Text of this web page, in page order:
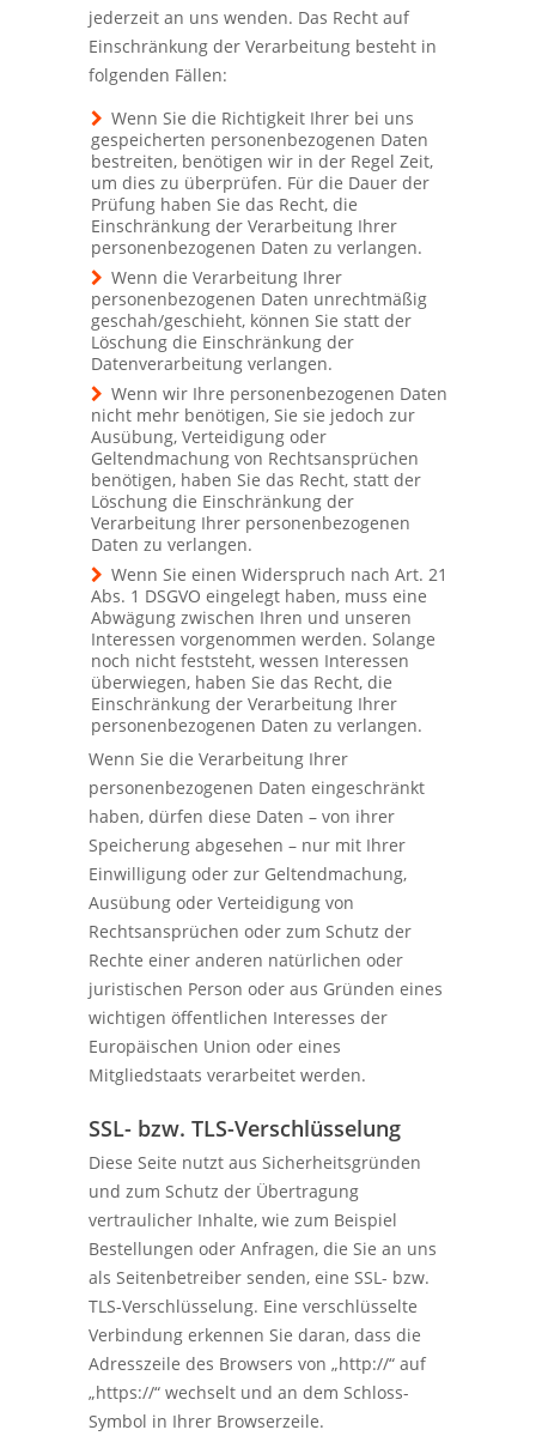
jederzeit an uns wenden. Das Recht auf
Einschränkung der Verarbeitung besteht in
folgenden Fällen:
Wenn Sie die Richtigkeit Ihrer bei uns
gespeicherten personenbezogenen Daten
bestreiten, benötigen wir in der Regel Zeit,
um dies zu überprüfen. Für die Dauer der
Prüfung haben Sie das Recht, die
Einschränkung der Verarbeitung Ihrer
personenbezogenen Daten zu verlangen.
Wenn die Verarbeitung Ihrer
personenbezogenen Daten unrechtmäßig
geschah/geschieht, können Sie statt der
Löschung die Einschränkung der
Datenverarbeitung verlangen.
Wenn wir Ihre personenbezogenen Daten
nicht mehr benötigen, Sie sie jedoch zur
Ausübung, Verteidigung oder
Geltendmachung von Rechtsansprüchen
benötigen, haben Sie das Recht, statt der
Löschung die Einschränkung der
Verarbeitung Ihrer personenbezogenen
Daten zu verlangen.
Wenn Sie einen Widerspruch nach Art. 21
Abs. 1 DSGVO eingelegt haben, muss eine
Abwägung zwischen Ihren und unseren
Interessen vorgenommen werden. Solange
noch nicht feststeht, wessen Interessen
überwiegen, haben Sie das Recht, die
Einschränkung der Verarbeitung Ihrer
personenbezogenen Daten zu verlangen.
Wenn Sie die Verarbeitung Ihrer
personenbezogenen Daten eingeschränkt
haben, dürfen diese Daten – von ihrer
Speicherung abgesehen – nur mit Ihrer
Einwilligung oder zur Geltendmachung,
Ausübung oder Verteidigung von
Rechtsansprüchen oder zum Schutz der
Rechte einer anderen natürlichen oder
juristischen Person oder aus Gründen eines
wichtigen öffentlichen Interesses der
Europäischen Union oder eines
Mitgliedstaats verarbeitet werden.
SSL- bzw. TLS-Verschlüsselung
Diese Seite nutzt aus Sicherheitsgründen
und zum Schutz der Übertragung
vertraulicher Inhalte, wie zum Beispiel
Bestellungen oder Anfragen, die Sie an uns
als Seitenbetreiber senden, eine SSL- bzw.
TLS-Verschlüsselung. Eine verschlüsselte
Verbindung erkennen Sie daran, dass die
Adresszeile des Browsers von „http://“ auf
„https://“ wechselt und an dem Schloss-
Symbol in Ihrer Browserzeile.